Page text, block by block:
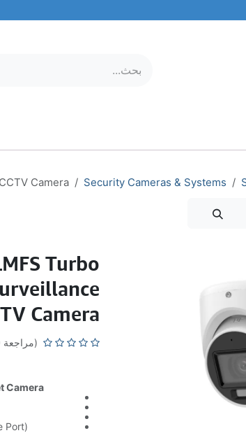
Security Cameras & Systems
Camera
Turbo
Camera
(مراجعة 0)
Camera
Port)